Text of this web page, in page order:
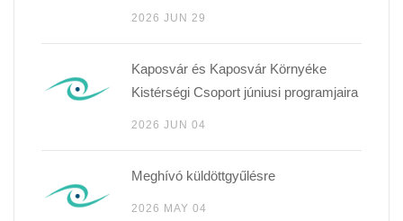
2026 JUN 29
Kaposvár és Kaposvár Környéke
Kistérségi Csoport júniusi programjaira
2026 JUN 04
Meghívó küldöttgyűlésre
2026 MAY 04